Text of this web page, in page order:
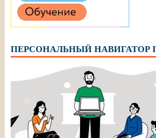
ПЕРСОНАЛЬНЫЙ НАВИГАТОР